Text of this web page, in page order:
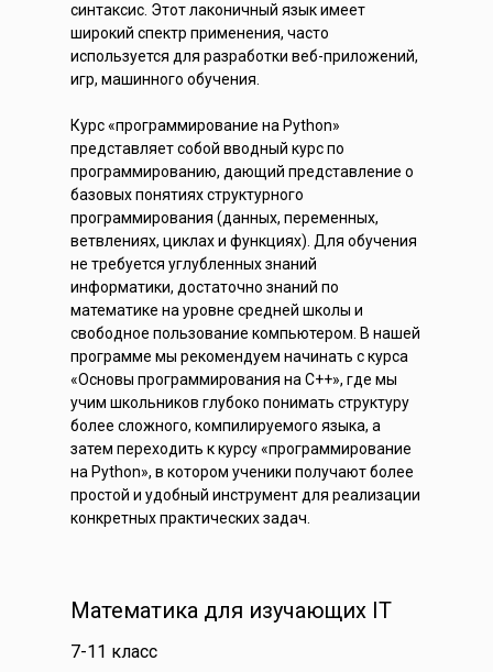
7-11 класс
Математика для изучающих IT
синтаксис. Этот лаконичный язык имеет
широкий спектр применения, часто
используется для разработки веб-приложений,
игр, машинного обучения.
Курс «программирование на Python»
представляет собой вводный курс по
программированию, дающий представление о
базовых понятиях структурного
программирования (данных, переменных,
ветвлениях, циклах и функциях). Для обучения
не требуется углубленных знаний
информатики, достаточно знаний по
математике на уровне средней школы и
свободное пользование компьютером. В нашей
программе мы рекомендуем начинать с курса
«Основы программирования на C++», где мы
учим школьников глубоко понимать структуру
более сложного, компилируемого языка, а
затем переходить к курсу «программирование
на Python», в котором ученики получают более
простой и удобный инструмент для реализации
конкретных практических задач.